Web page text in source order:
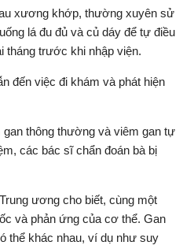
xương khớp, thường xuyên sử
lá đu đủ và củ dáy để tự điều
tháng trước khi nhập viện.
đến việc đi khám và phát hiện
thông thường và viêm gan tự
các bác sĩ chẩn đoán bà bị
ương cho biết, cùng một
và phản ứng của cơ thể. Gan
thể khác nhau, ví dụ như suy